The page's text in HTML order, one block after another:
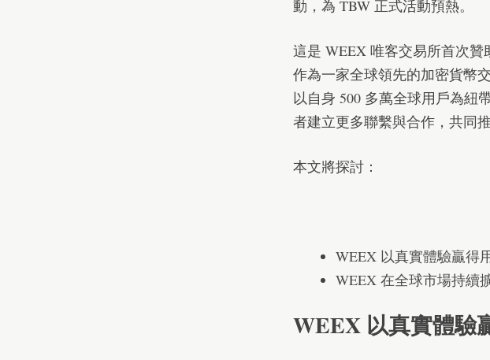
動，為 TBW 正式活動預熱。
這是 WEEX 唯客交易所首次贊
作為一家全球領先的加密貨幣
以自身 500 多萬全球用戶為紐
者建立更多聯繫與合作，共同
本文將探討：
WEEX 以真實體驗贏得
WEEX 在全球市場持續
WEEX 以真實體驗